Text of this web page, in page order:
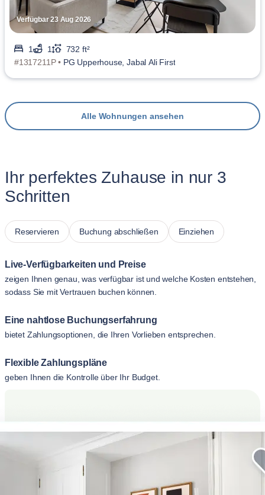
Verfügbar 23 Aug 2026
1 1
732 ft²
#1317211P • PG Upperhouse, Jabal Ali First
Alle Wohnungen ansehen
Ihr perfektes Zuhause in nur 3
Schritten
Reservieren Buchung abschließen Einziehen
Live-Verfügbarkeiten und Preise
zeigen Ihnen genau, was verfügbar ist und welche Kosten entstehen,
sodass Sie mit Vertrauen buchen können.
Eine nahtlose Buchungserfahrung
bietet Zahlungsoptionen, die Ihren Vorlieben entsprechen.
Flexible Zahlungspläne
geben Ihnen die Kontrolle über Ihr Budget.